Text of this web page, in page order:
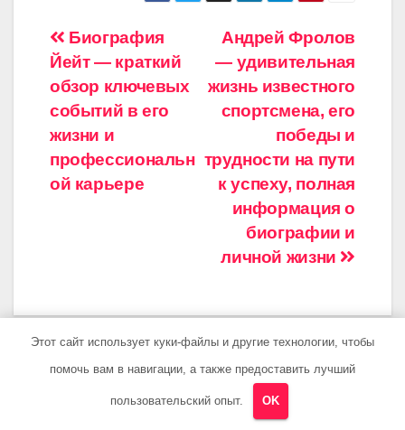
Навигация
по
записям
Андрей Фролов
— удивительная
жизнь известного
спортсмена, его
победы и
трудности на пути
к успеху, полная
информация о
биографии и
личной жизни
Биография
Йейт — краткий
обзор ключевых
событий в его
жизни и
профессиональн
ой карьере
Отmetcom16_ru
Этот сайт использует куки-файлы и другие технологии, чтобы
помочь вам в навигации, а также предоставить лучший
пользовательский опыт. OK